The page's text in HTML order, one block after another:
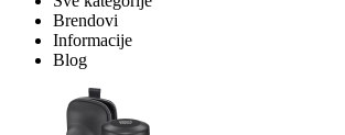
Brendovi
Informacije
Blog